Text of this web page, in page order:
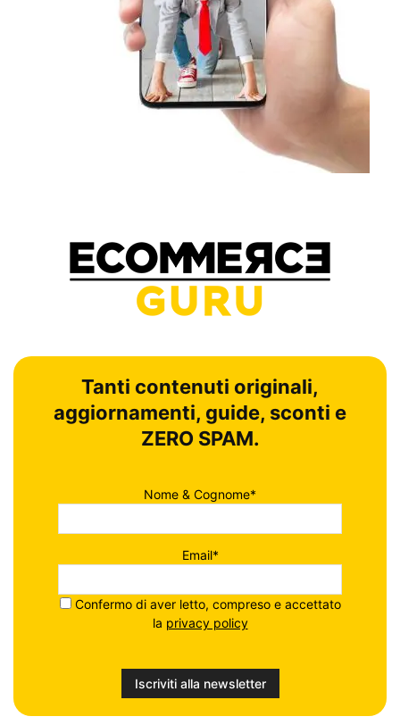
Tanti contenuti originali,
aggiornamenti, guide, sconti e
ZERO SPAM.
Nome & Cognome*
Email*
Confermo di aver letto, compreso e accettato
la privacy policy